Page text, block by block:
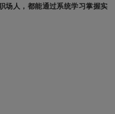
场人，都能通过系统学习掌握实